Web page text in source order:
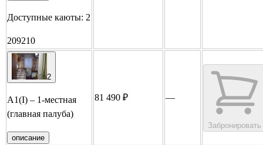
Доступные каюты: 2
209210
2
А1(I) – 1-местная
(главная палуба)
описание
81 490 ₽ —
Забронировать